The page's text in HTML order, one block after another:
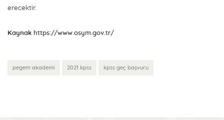
erecektir.
Kaynak https://www.osym.gov.tr/
pegem akademi 2021 kpss kpss geç başvuru